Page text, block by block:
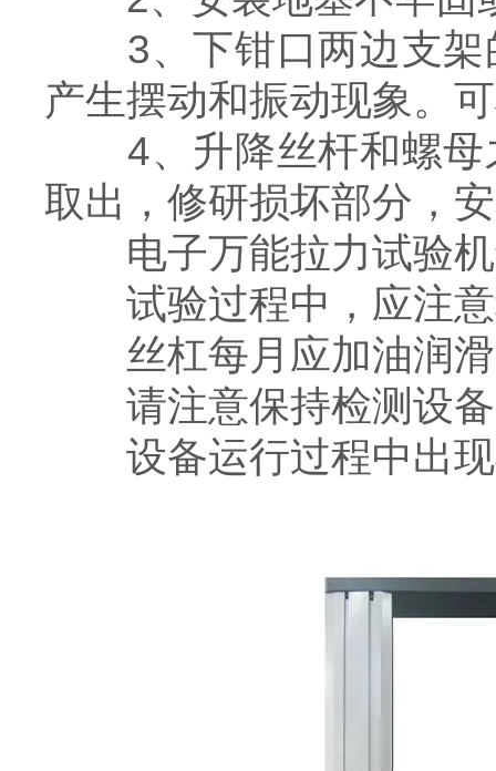
3、下钳口两边支架
产生摆动和振动现象。
4、升降丝杆和螺母
取出，修研损坏部分，
电子万能拉力试验机
试验过程中，应注意
丝杠每月应加油润滑
请注意保持检测设备
设备运行过程中出现